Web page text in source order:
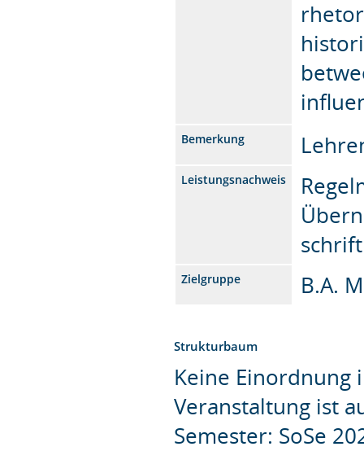
Bemerkung
Leistungsnachweis
Zielgruppe B.A.
Strukturbaum
Keine Einordnung
Veranstaltung ist
Semester: SoSe